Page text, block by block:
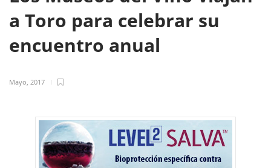
a Toro para celebrar su
encuentro anual
Mayo, 2017